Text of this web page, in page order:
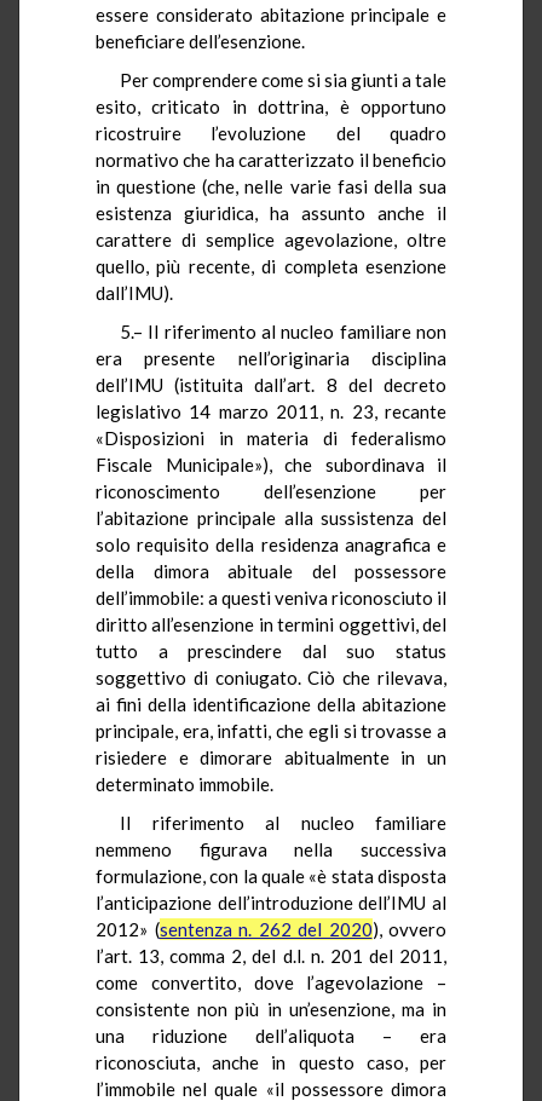
essere considerato abitazione principale e
beneficiare dell’esenzione.
Per comprendere come si sia giunti a tale
esito, criticato in dottrina, è opportuno
ricostruire l’evoluzione del quadro
normativo che ha caratterizzato il beneficio
in questione (che, nelle varie fasi della sua
esistenza giuridica, ha assunto anche il
carattere di semplice agevolazione, oltre
quello, più recente, di completa esenzione
dall’IMU).
5.– Il riferimento al nucleo familiare non
era presente nell’originaria disciplina
dell’IMU (istituita dall’art. 8 del decreto
legislativo 14 marzo 2011, n. 23, recante
«Disposizioni in materia di federalismo
Fiscale Municipale»), che subordinava il
riconoscimento dell’esenzione per
l’abitazione principale alla sussistenza del
solo requisito della residenza anagrafica e
della dimora abituale del possessore
dell’immobile: a questi veniva riconosciuto il
diritto all’esenzione in termini oggettivi, del
tutto a prescindere dal suo status
soggettivo di coniugato. Ciò che rilevava,
ai fini della identificazione della abitazione
principale, era, infatti, che egli si trovasse a
risiedere e dimorare abitualmente in un
determinato immobile.
Il riferimento al nucleo familiare
nemmeno figurava nella successiva
formulazione, con la quale «è stata disposta
l’anticipazione dell’introduzione dell’IMU al
2012» (sentenza n. 262 del 2020), ovvero
l’art. 13, comma 2, del d.l. n. 201 del 2011,
come convertito, dove l’agevolazione –
consistente non più in un’esenzione, ma in
una riduzione dell’aliquota – era
riconosciuta, anche in questo caso, per
l’immobile nel quale «il possessore dimora